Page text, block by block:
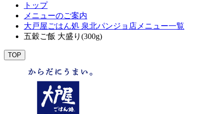
トップ
メニューのご案内
大戸屋ごはん処 泉北パンジョ店メニュー一覧
五穀ご飯 大盛り(300g)
TOP